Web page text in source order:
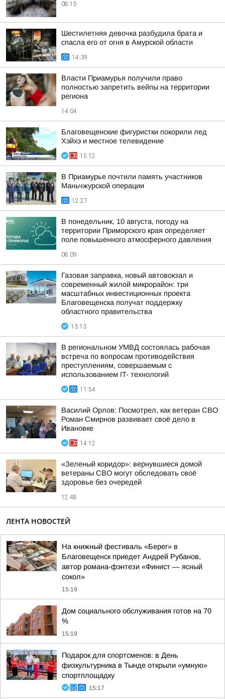
08:15
Шестилетняя девочка разбудила брата и
спасла его от огня в Амурской области
14:39
Власти Приамурья получили право
полностью запретить вейпы на территории
региона
14:04
Благовещенские фигуристки покорили лед
Хэйхэ и местное телевидение
15:12
В Приамурье почтили память участников
Маньчжурской операции
12:27
В понедельник, 10 августа, погоду на
территории Приморского края определяет
поле повышенного атмосферного давления
08:09
Газовая заправка, новый автовокзал и
современный жилой микрорайон: три
масштабных инвестиционных проекта
Благовещенска получат поддержку
областного правительства
13:13
В региональном УМВД состоялась рабочая
встреча по вопросам противодействия
преступлениям, совершаемым с
использованием IT- технологий
11:54
Василий Орлов: Посмотрел, как ветеран СВО
Роман Смирнов развивает своё дело в
Ивановке
14:12
«Зеленый коридор»: вернувшиеся домой
ветераны СВО могут обследовать своё
здоровье без очередей
12:48
ЛЕНТА НОВОСТЕЙ
На книжный фестиваль «Берег» в
Благовещенск приедет Андрей Рубанов,
автор романа-фэнтези «Финист — ясный
сокол»
15:19
Дом социального обслуживания готов на 70
%
15:19
Подарок для спортсменов: в День
физкультурника в Тынде открыли «умную»
спортплощадку
15:17